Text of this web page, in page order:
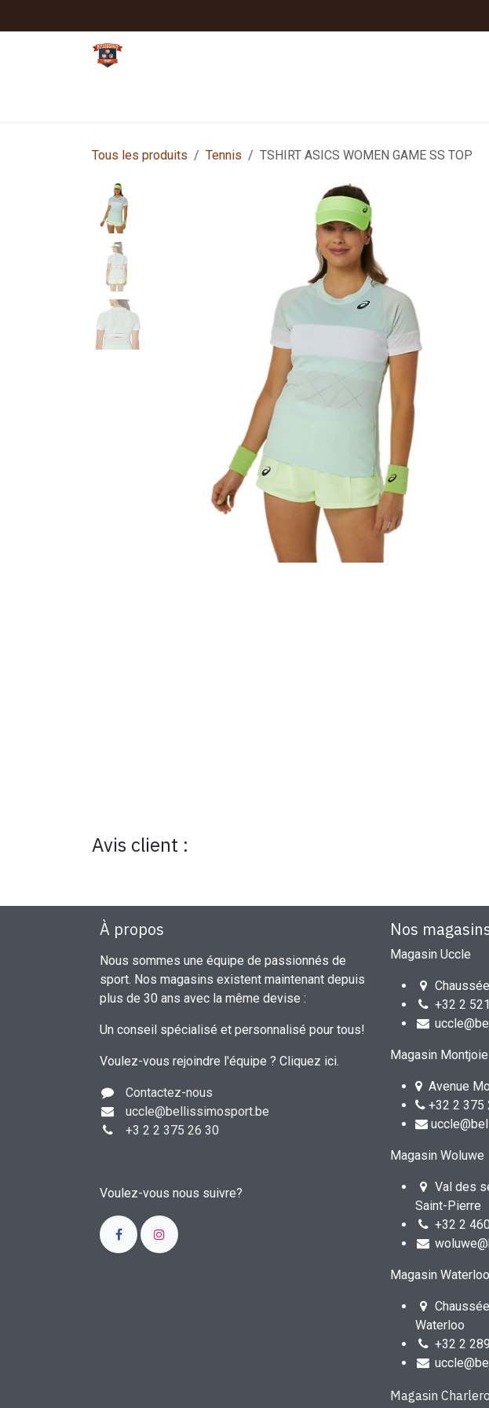
Tous les produits Tennis TSHIRT ASICS WOMEN GAME SS TOP
Avis client :
Nos
Magasin Uccle
+32 2
Magasin Montjoie
Avenue
+32 2 375
Magasin Woluwe
Val des
Saint-Pierre
+32 2
Magasin Waterloo
Waterloo
+32 2
Magasin
À propos
Nous sommes une équipe de passionnés de
sport. Nos magasins existent maintenant depuis
plus de 30 ans avec la même devise :
Un conseil spécialisé et personnalisé pour tous!
Voulez-vous rejoindre l'équipe ? Cliquez ici.
Contactez-nous
uccle@bellissimosport.be
+3 2 2 375 26 30
Voulez-vous nous suivre?